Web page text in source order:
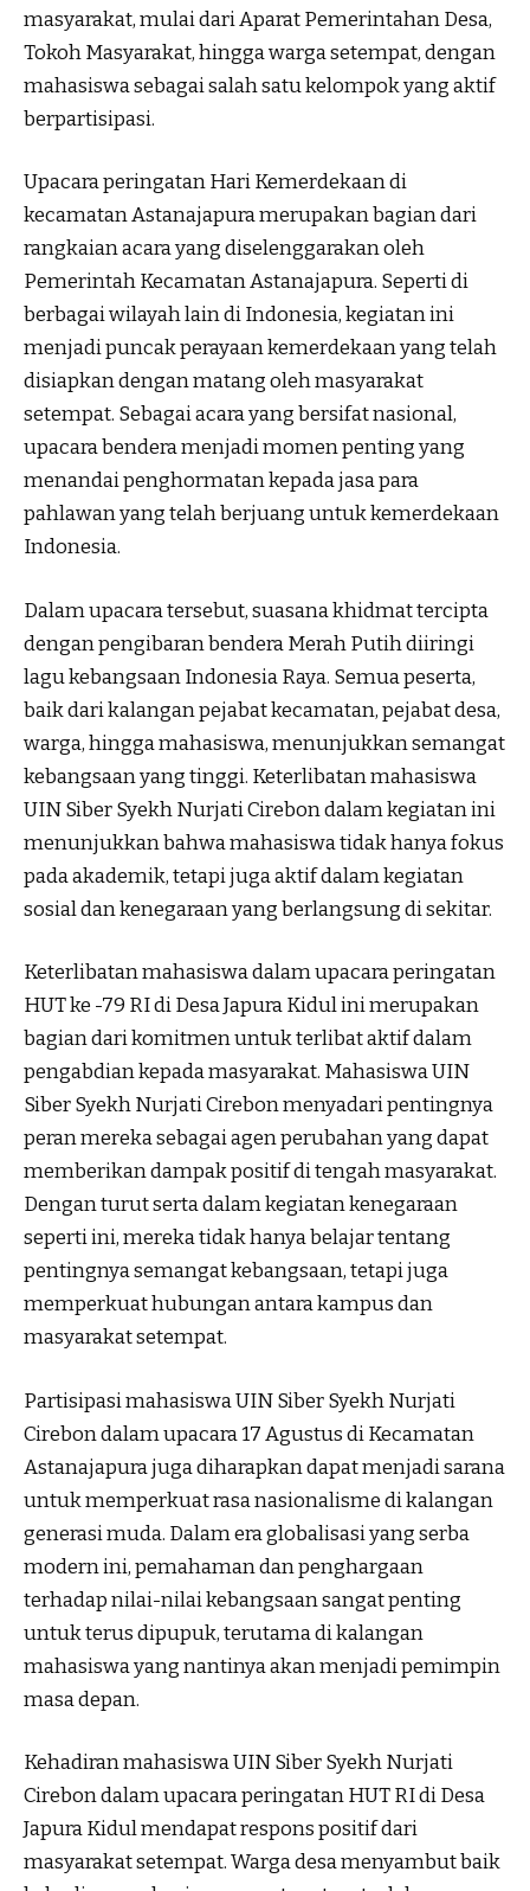
masyarakat, mulai dari Aparat Pemerintahan Desa,
Tokoh Masyarakat, hingga warga setempat, dengan
mahasiswa sebagai salah satu kelompok yang aktif
berpartisipasi.
Upacara peringatan Hari Kemerdekaan di
kecamatan Astanajapura merupakan bagian dari
rangkaian acara yang diselenggarakan oleh
Pemerintah Kecamatan Astanajapura. Seperti di
berbagai wilayah lain di Indonesia, kegiatan ini
menjadi puncak perayaan kemerdekaan yang telah
disiapkan dengan matang oleh masyarakat
setempat. Sebagai acara yang bersifat nasional,
upacara bendera menjadi momen penting yang
menandai penghormatan kepada jasa para
pahlawan yang telah berjuang untuk kemerdekaan
Indonesia.
Dalam upacara tersebut, suasana khidmat tercipta
dengan pengibaran bendera Merah Putih diiringi
lagu kebangsaan Indonesia Raya. Semua peserta,
baik dari kalangan pejabat kecamatan, pejabat desa,
warga, hingga mahasiswa, menunjukkan semangat
kebangsaan yang tinggi. Keterlibatan mahasiswa
UIN Siber Syekh Nurjati Cirebon dalam kegiatan ini
menunjukkan bahwa mahasiswa tidak hanya fokus
pada akademik, tetapi juga aktif dalam kegiatan
sosial dan kenegaraan yang berlangsung di sekitar.
Keterlibatan mahasiswa dalam upacara peringatan
HUT ke -79 RI di Desa Japura Kidul ini merupakan
bagian dari komitmen untuk terlibat aktif dalam
pengabdian kepada masyarakat. Mahasiswa UIN
Siber Syekh Nurjati Cirebon menyadari pentingnya
peran mereka sebagai agen perubahan yang dapat
memberikan dampak positif di tengah masyarakat.
Dengan turut serta dalam kegiatan kenegaraan
seperti ini, mereka tidak hanya belajar tentang
pentingnya semangat kebangsaan, tetapi juga
memperkuat hubungan antara kampus dan
masyarakat setempat.
Partisipasi mahasiswa UIN Siber Syekh Nurjati
Cirebon dalam upacara 17 Agustus di Kecamatan
Astanajapura juga diharapkan dapat menjadi sarana
untuk memperkuat rasa nasionalisme di kalangan
generasi muda. Dalam era globalisasi yang serba
modern ini, pemahaman dan penghargaan
terhadap nilai-nilai kebangsaan sangat penting
untuk terus dipupuk, terutama di kalangan
mahasiswa yang nantinya akan menjadi pemimpin
masa depan.
Kehadiran mahasiswa UIN Siber Syekh Nurjati
Cirebon dalam upacara peringatan HUT RI di Desa
Japura Kidul mendapat respons positif dari
masyarakat setempat. Warga desa menyambut baik